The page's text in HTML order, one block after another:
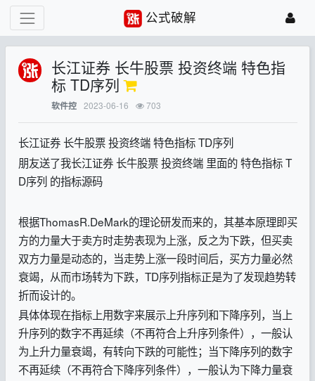
公式破解
长江证券 长牛股票 投资终端 特色指
标 TD序列
软件控 2023-06-16 703
长江证券 长牛股票 投资终端 特色指标 TD序列
朋友送了我长江证券 长牛股票 投资终端 里面的 特色指标 T
D序列 的指标源码
根据ThomasR.DeMark的理论研发而来的，其基本原理即买
方的力量大于卖方时走势表现为上涨，反之为下跌，但买卖
双方力量是动态的，当走势上涨一段时间后，买方力量必然
衰竭，从而市场转为下跌，TD序列指标正是为了发现趋势转
折而设计的。
具体体现在指标上用数字来展示上升序列和下降序列，当上
升序列的数字不再延续（不再符合上升序列条件），一般认
为上升力量衰竭，有转向下跌的可能性；当下降序列的数字
不再延续（不再符合下降序列条件），一般认为下降力量衰